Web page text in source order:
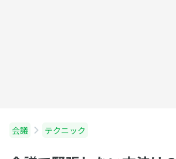
会議 テクニック